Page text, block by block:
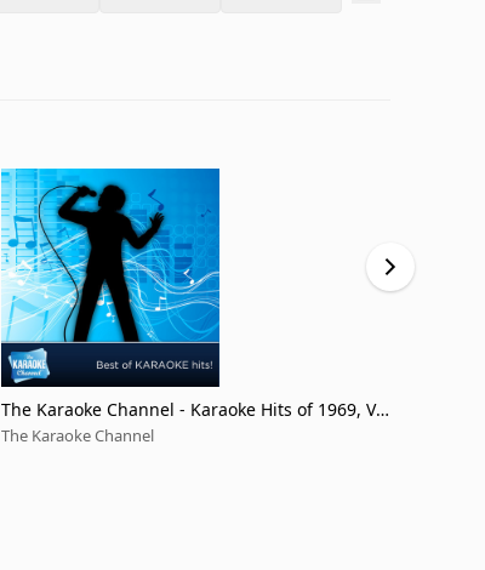
The Karaoke Channel - Karaoke Hits of 1969, Vo
l. 7
The Karaoke Channel